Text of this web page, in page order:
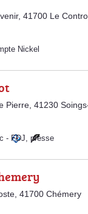
41700 Le
Nickel
Pierre, 41230
- FDJ, presse
41700 Chémery